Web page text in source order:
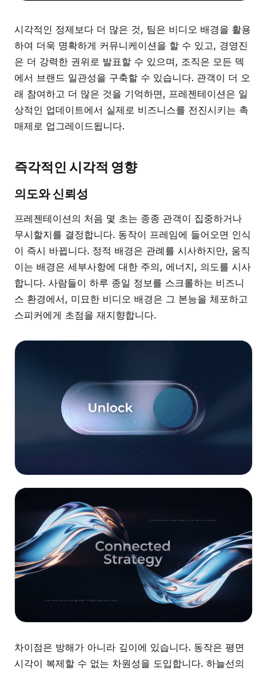
시각적인 정제보다 더 많은 것, 팀은 비디오 배경을 활용
하여 더욱 명확하게 커뮤니케이션을 할 수 있고, 경영진
은 더 강력한 권위로 발표할 수 있으며, 조직은 모든 덱
에서 브랜드 일관성을 구축할 수 있습니다. 관객이 더 오
래 참여하고 더 많은 것을 기억하면, 프레젠테이션은 일
상적인 업데이트에서 실제로 비즈니스를 전진시키는 촉
매제로 업그레이드됩니다.
즉각적인 시각적 영향
의도와 신뢰성
프레젠테이션의 처음 몇 초는 종종 관객이 집중하거나
무시할지를 결정합니다. 동작이 프레임에 들어오면 인식
이 즉시 바뀝니다. 정적 배경은 관례를 시사하지만, 움직
이는 배경은 세부사항에 대한 주의, 에너지, 의도를 시사
합니다. 사람들이 하루 종일 정보를 스크롤하는 비즈니
스 환경에서, 미묘한 비디오 배경은 그 본능을 체포하고
스피커에게 초점을 재지향합니다.
차이점은 방해가 아니라 깊이에 있습니다. 동작은 평면
시각이 복제할 수 없는 차원성을 도입합니다. 하늘선의